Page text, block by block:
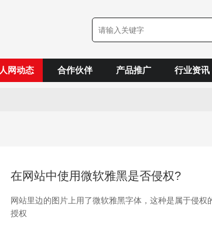
人网动态 合作伙伴 产品推广 行业资讯
在网站中使用微软雅黑是否侵权?
网站里边的图片上用了微软雅黑字体，这种是属于侵权
授权